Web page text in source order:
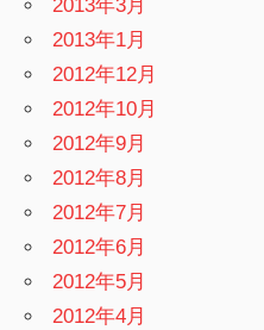
2013年3月
2013年1月
2012年12月
2012年10月
2012年9月
2012年8月
2012年7月
2012年6月
2012年5月
2012年4月